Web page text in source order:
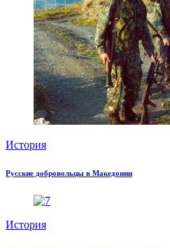
История
Русские добровольцы в Македонии
История